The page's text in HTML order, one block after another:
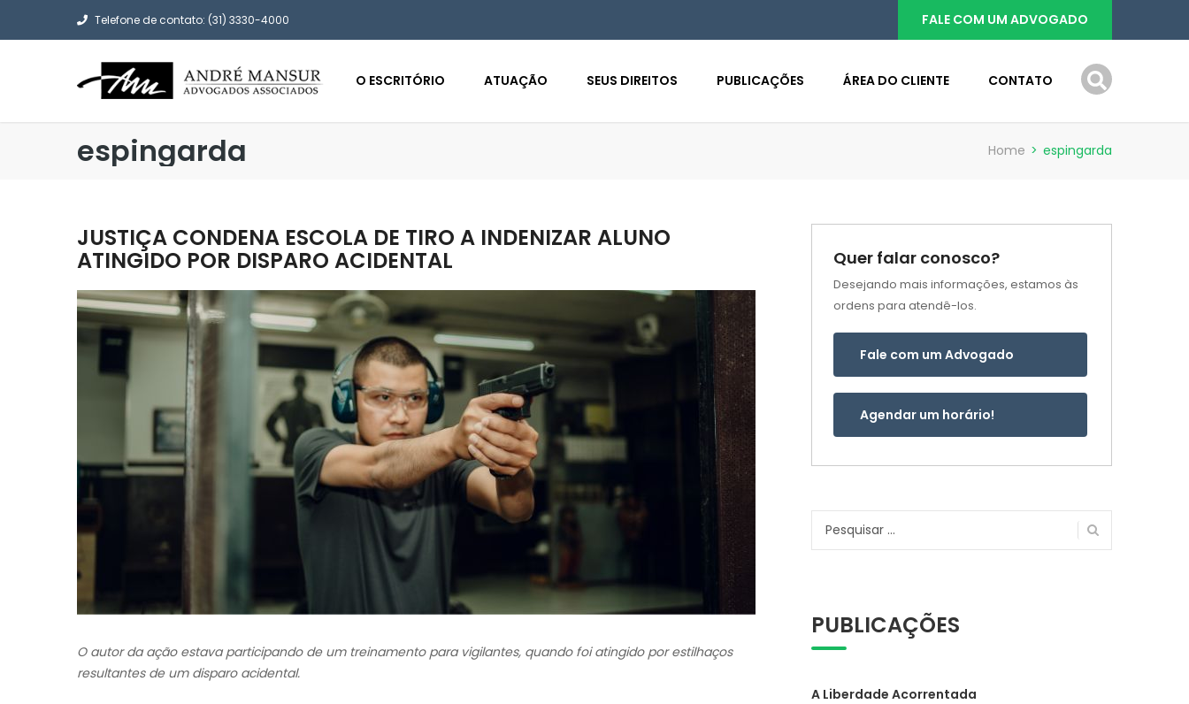
Telefone de contato: (31) 3330-4000 FALE COM UM ADVOGADO
O ESCRITÓRIO ATUAÇÃO SEUS DIREITOS PUBLICAÇÕES ÁREA DO CLIENTE CONTATO
espingarda Home > espingarda
JUSTIÇA CONDENA ESCOLA DE TIRO A INDENIZAR ALUNO
ATINGIDO POR DISPARO ACIDENTAL
O autor da ação estava participando de um treinamento para vigilantes, quando foi atingido por estilhaços
resultantes de um disparo acidental.
Quer falar conosco?
Desejando mais informações, estamos às
ordens para atendê-los.
Fale com um Advogado
Agendar um horário!
Pesquisar
PUBLICAÇÕES
A Liberdade Acorrentada